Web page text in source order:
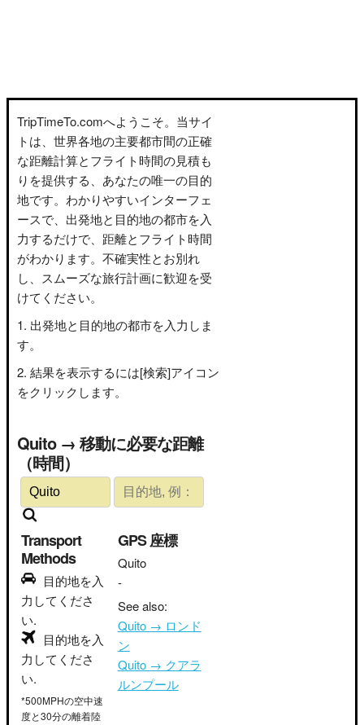
TripTimeTo.comへようこそ。当サイ
トは、世界各地の主要都市間の正確
な距離計算とフライト時間の見積も
りを提供する、あなたの唯一の目的
地です。わかりやすいインターフェ
ースで、出発地と目的地の都市を入
力するだけで、距離とフライト時間
がわかります。不確実性とお別れ
し、スムーズな旅行計画に歓迎を受
けてください。
出発地と目的地の都市を入力しま
す。
結果を表示するには[検索]アイコン
をクリックします。
Quito → 移動に必要な距離
（時間）
Transport
Methods
目的地を入
力してくださ
い.
目的地を入
力してくださ
い.
*500MPHの空中速
度と30分の離着陸
GPS 座標
Quito
-
See also:
Quito → ロンド
ン
Quito → クアラ
ルンプール